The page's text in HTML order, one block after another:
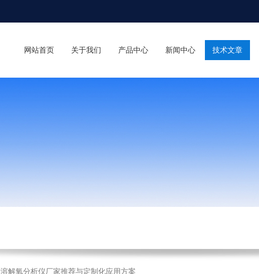
网站首页 关于我们 产品中心 新闻中心 技术文章
溶解氧分析仪厂家推荐与定制化应用方案